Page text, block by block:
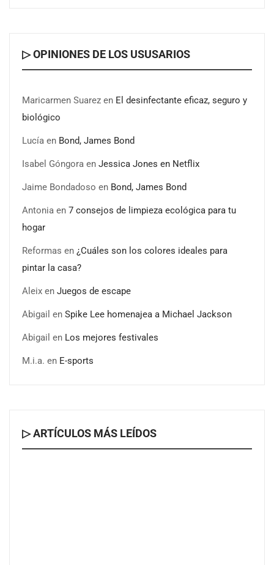
▷ OPINIONES DE LOS USUSARIOS
Maricarmen Suarez en El desinfectante eficaz, seguro y
biológico
Lucía en Bond, James Bond
Isabel Góngora en Jessica Jones en Netflix
Jaime Bondadoso en Bond, James Bond
Antonia en 7 consejos de limpieza ecológica para tu
hogar
Reformas en ¿Cuáles son los colores ideales para
pintar la casa?
Aleix en Juegos de escape
Abigail en Spike Lee homenajea a Michael Jackson
Abigail en Los mejores festivales
M.i.a. en E-sports
▷ ARTÍCULOS MÁS LEÍDOS